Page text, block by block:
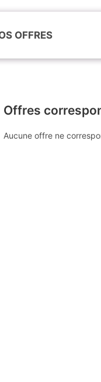
OFFRES
Offres
Aucune offre ne